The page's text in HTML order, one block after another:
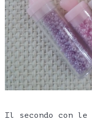
Il secondo con le